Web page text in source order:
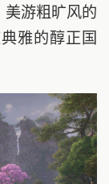
美游粗旷风的
雅的醇正国